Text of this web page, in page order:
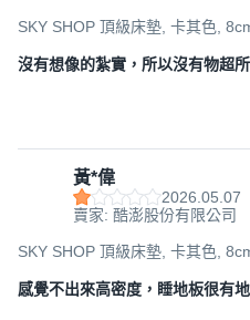
SKY SHOP 頂級床墊, 卡其色,
沒有想像的紮實，所以沒有物超
黃*偉
2026.05.07
賣家: 酷澎股份有限公司
SKY SHOP 頂級床墊, 卡其色,
感覺不出來高密度，睡地板很有